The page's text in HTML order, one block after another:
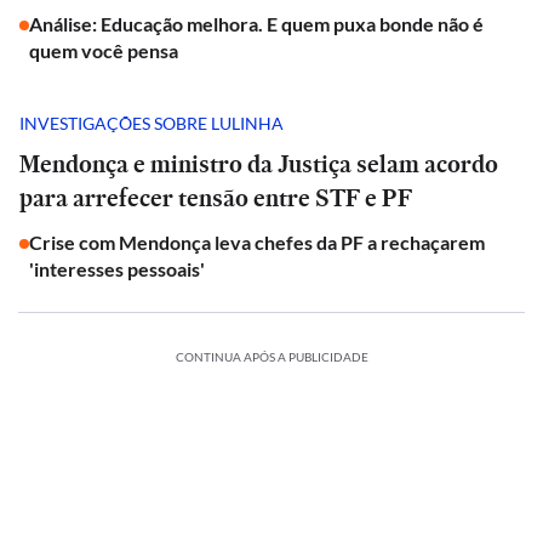
Análise: Educação melhora. E quem puxa bonde não é
quem você pensa
INVESTIGAÇÕES SOBRE LULINHA
Mendonça e ministro da Justiça selam acordo
para arrefecer tensão entre STF e PF
Crise com Mendonça leva chefes da PF a rechaçarem
'interesses pessoais'
CONTINUA APÓS A PUBLICIDADE